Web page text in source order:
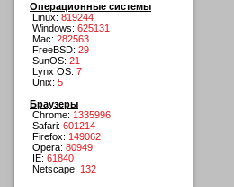
Операционные системы
Linux: 819244
Windows: 625131
Mac: 282563
FreeBSD: 29
SunOS: 21
Lynx OS: 7
Unix: 5
Браузеры
Chrome: 1335996
Safari: 601214
Firefox: 149062
Opera: 80949
IE: 61840
Netscape: 132